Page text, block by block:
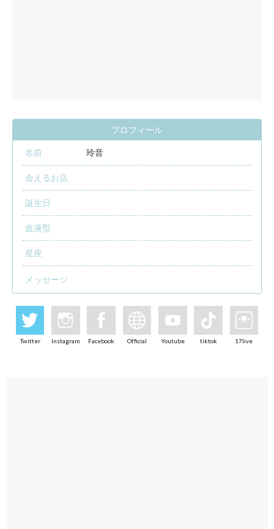
プロフィール
名前 玲音
会えるお店
誕生日
血液型
星座
メッセージ
Twitter Instagram Facebook Official Youtube tiktok 17live